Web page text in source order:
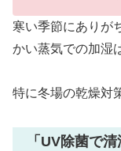
寒い季節にありが
かい蒸気での加湿
特に冬場の乾燥対
「UV除菌で清